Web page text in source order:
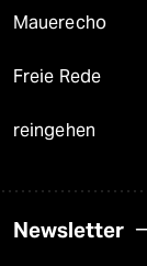
Mauerecho
Freie Rede
reingehen
Newsletter